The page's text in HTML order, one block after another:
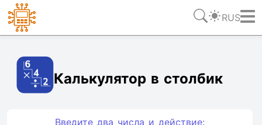
RUS
Калькулятор в столбик
Введите два числа и действие: